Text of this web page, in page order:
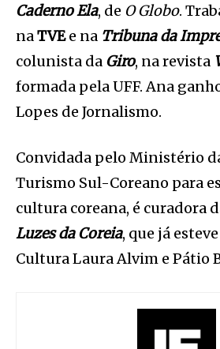
Caderno Ela, de O Globo.
naTVEe na Tribuna da
colunista da Giro, na revista
formada pela UFF. Ana
Lopes de Jornalismo.
Convidada pelo Ministério
Turismo Sul-Coreano para
cultura coreana, é curadora
Luzes da Coreia, que já
Cultura Laura Alvim e Pátio